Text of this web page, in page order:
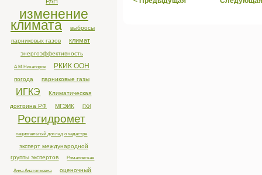
изменение
климата
выбросы
парниковых газов
климат
энергоэффективность
А.М.Никаноров РКИК ООН
погода парниковые газы
ИГКЭ
Климатическая
доктрина РФ
МГЭИК ГХИ
Росгидромет
национальный доклад о кадастре
эксперт международной
группы экспертов
Романовская
Анна Анатольевна
оценочный